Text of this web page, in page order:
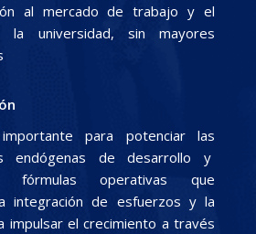
al mercado de trabajo y el
universidad, sin mayores
para potenciar las
endógenas de desarrollo y
fórmulas operativas que
integración de esfuerzos y la
impulsar el crecimiento a través